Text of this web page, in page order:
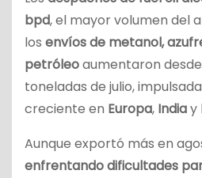
bpd, el mayor volumen del
los envíos de metanol,
petróleoaumentaron
toneladas de julio,
creciente en Europa, Indiay
Aunque exportó más en
enfrentando dificultades